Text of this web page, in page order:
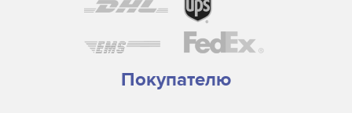
Покупателю